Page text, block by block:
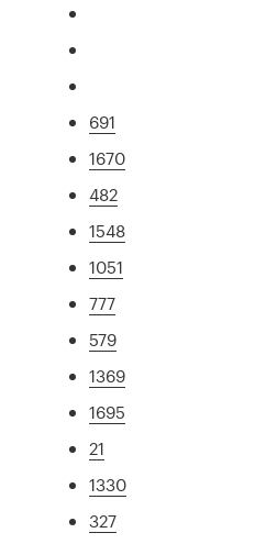
691
1670
482
1548
1051
777
579
1369
1695
21
1330
327